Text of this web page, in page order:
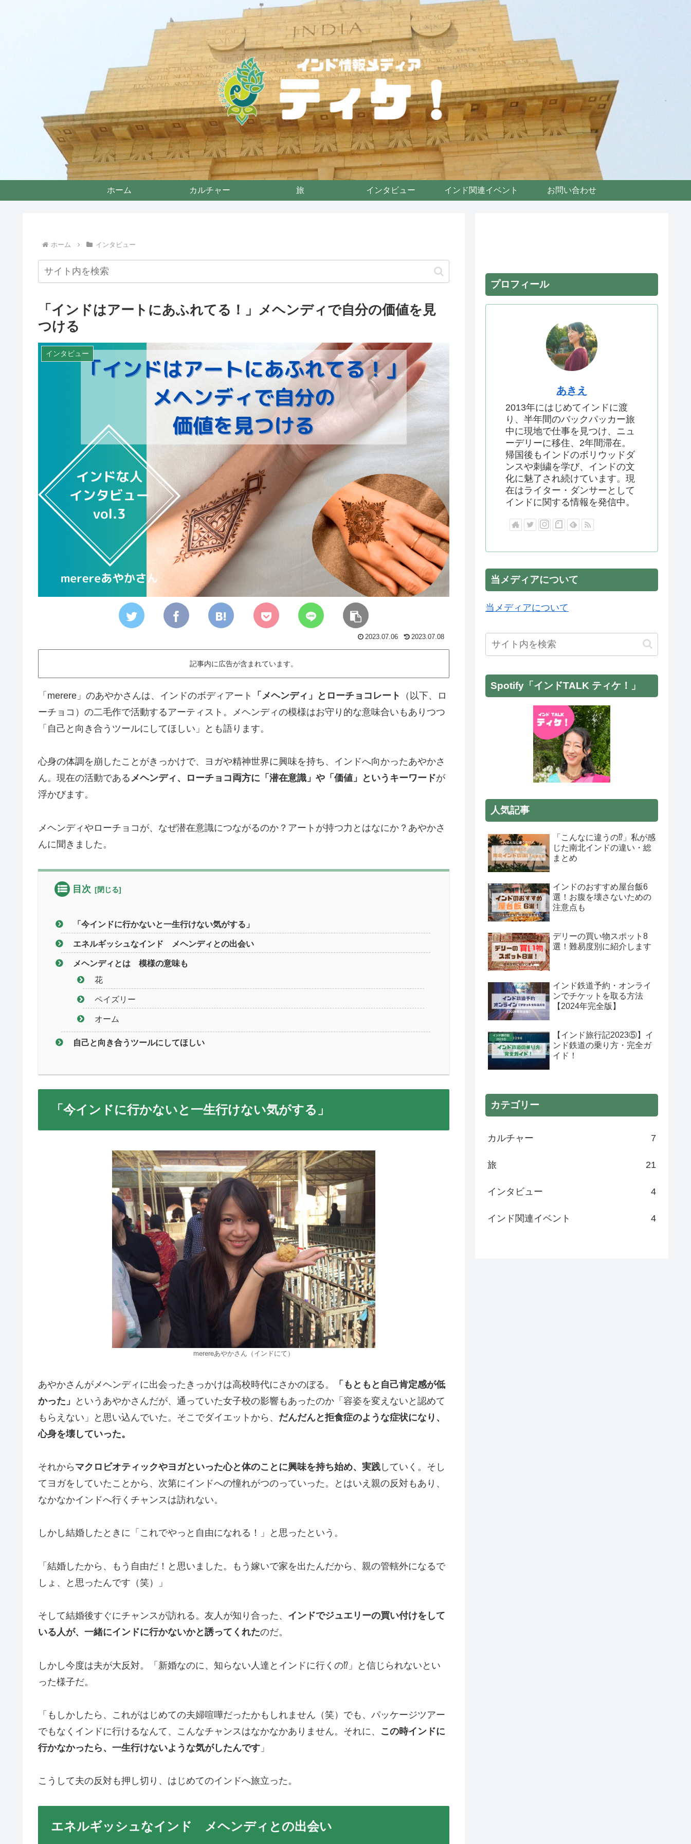
ホーム カルチャー 旅 インタビュー インド関連イベント お問い合わせ
ホーム インタビュー
「インドはアートにあふれてる！」メヘンディで自分の価値を見
つける
インタビュー
2023.07.06 2023.07.08
記事内に広告が含まれています。
「merere」のあやかさんは、インドのボディアート 「メヘンディ」とローチョコレート
（以下、ロ
ーチョコ）の二毛作で活動するアーティスト。メヘンディの模様はお守り的な意味合いもありつつ
「自己と向き合うツールにしてほしい」とも語ります。
心身の体調を崩したことがきっかけで、ヨガや精神世界に興味を持ち、インドへ向かったあやかさ
ん。現在の活動であるメヘンディ、ローチョコ両方に「潜在意識」や「価値」というキーワードが
浮かびます。
メヘンディやローチョコが、なぜ潜在意識につながるのか？アートが持つ力とはなにか？あやかさ
んに聞きました。
目次
「今インドに行かないと一生行けない気がする」
エネルギッシュなインド メヘンディとの出会い
メヘンディとは 模様の意味も
花
ペイズリー
オーム
自己と向き合うツールにしてほしい
「今インドに行かないと一生行けない気がする」
merereあやかさん（インドにて）
あやかさんがメヘンディに出会ったきっかけは高校時代にさかのぼる。
「もともと自己肯定感が低
かった」
というあやかさんだが、通っていた女子校の影響もあったのか「容姿を変えないと認めて
もらえない」と思い込んでいた。そこでダイエットから、 だんだんと拒食症のような症状になり、
心身を壊していった。
それから マクロビオティックやヨガといった心と体のことに興味を持ち始め、実践 していく。そし
てヨガをしていたことから、次第にインドへの憧れがつのっていった。とはいえ親の反対もあり、
なかなかインドへ行くチャンスは訪れない。
しかし結婚したときに「これでやっと自由になれる！」と思ったという。
「結婚したから、もう自由だ！と思いました。もう嫁いで家を出たんだから、親の管轄外になるで
しょ、と思ったんです（笑）」
そして結婚後すぐにチャンスが訪れる。友人が知り合った、 インドでジュエリーの買い付けをして
いる人が、一緒にインドに行かないかと誘ってくれたのだ。
しかし今度は夫が大反対。「新婚なのに、知らない人達とインドに行くの⁉」と信じられないとい
った様子だ。
「もしかしたら、これがはじめての夫婦喧嘩だったかもしれません（笑）でも、パッケージツアー
でもなくインドに行けるなんて、こんなチャンスはなかなかありません。それに、 この時インドに
行かなかったら、一生行けないような気がしたんです 」
こうして夫の反対も押し切り、はじめてのインドへ旅立った。
エネルギッシュなインド メヘンディとの出会い
プロフィール
あきえ
2013年にはじめてインドに渡
り、半年間のバックパッカー旅
中に現地で仕事を見つけ、ニュ
ーデリーに移住、2年間滞在。
帰国後もインドのボリウッドダ
ンスや刺繍を学び、インドの文
化に魅了され続けています。現
在はライター・ダンサーとして
インドに関する情報を発信中。
当メディアについて
当メディアについて
Spotify「インドTALK ティケ！」
人気記事
「こんなに違うの⁉」私が感
じた南北インドの違い・総
まとめ
インドのおすすめ屋台飯6
選！お腹を壊さないための
注意点も
デリーの買い物スポット8
選！難易度別に紹介します
インド鉄道予約・オンライ
ンでチケットを取る方法
【2024年完全版】
【インド旅行記2023⑤】イ
ンド鉄道の乗り方・完全ガ
イド！
カテゴリー
カルチャー 7
旅 21
インタビュー 4
インド関連イベント 4